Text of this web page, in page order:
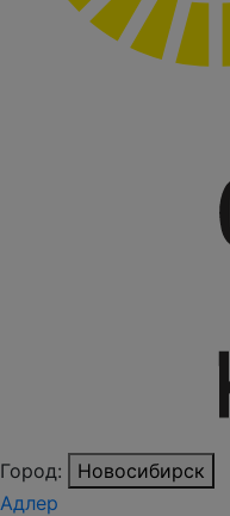
Город:
Новосибирск
Адлер